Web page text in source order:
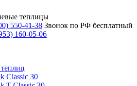
теплицы
550-41-38 Звонок по РФ бесплатный
160-05-06
Classic 30